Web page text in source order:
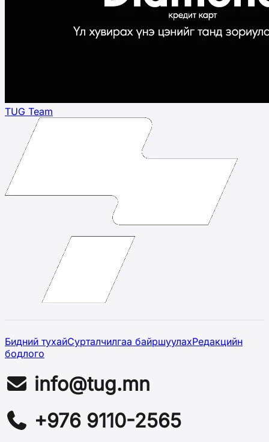
TUG Team
Бидний тухайСурталчилгаа байршуулахРедакцийн
бодлого
info@tug.mn
+976 9110-2565